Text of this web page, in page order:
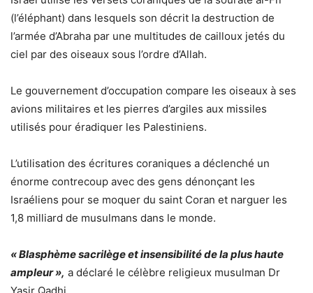
(l’éléphant) dans lesquels son décrit la destruction de
l’armée d’Abraha par une multitudes de cailloux jetés du
ciel par des oiseaux sous l’ordre d’Allah.
Le gouvernement d’occupation compare les oiseaux à ses
avions militaires et les pierres d’argiles aux missiles
utilisés pour éradiquer les Palestiniens.
L’utilisation des écritures coraniques a déclenché un
énorme contrecoup avec des gens dénonçant les
Israéliens pour se moquer du saint Coran et narguer les
1,8 milliard de musulmans dans le monde.
« Blasphème sacrilège et insensibilité de la plus haute
ampleur », a déclaré le célèbre religieux musulman Dr